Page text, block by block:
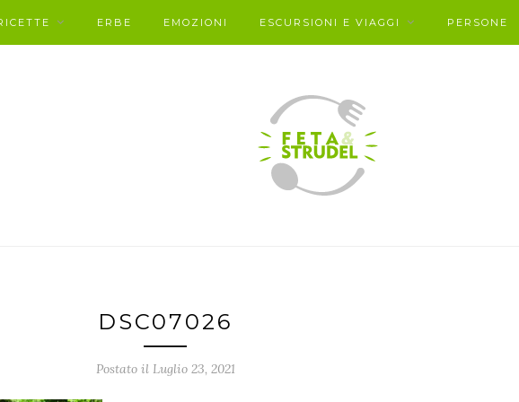
ERBE EMOZIONI ESCURSIONI E VIAGGI PERSONE
DSC07026
Postato il Luglio 23, 2021